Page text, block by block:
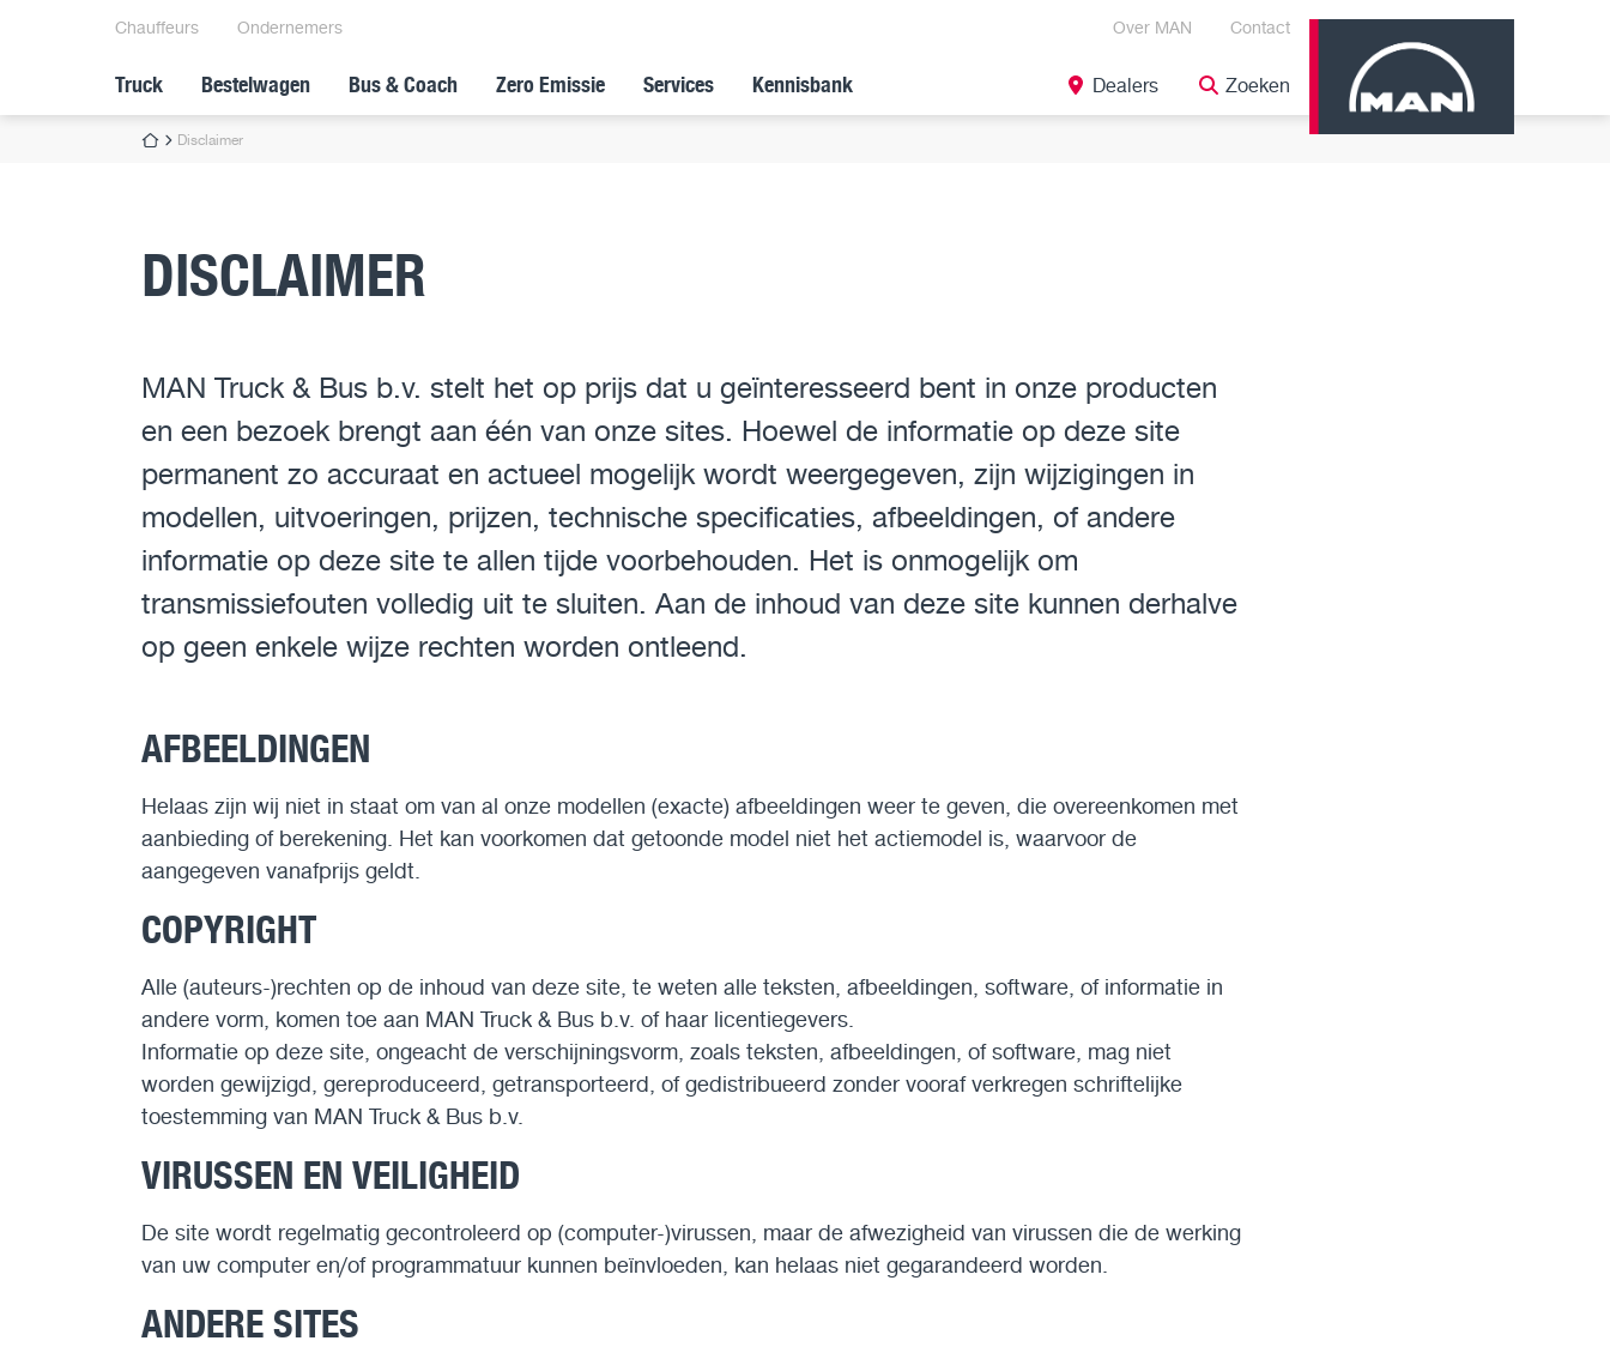
Chauffeurs Ondernemers Over MAN Contact
Truck Bestelwagen Bus & Coach Zero Emissie Services Kennisbank Dealers Zoeken
Disclaimer
DISCLAIMER
MAN Truck & Bus b.v. stelt het op prijs dat u geïnteresseerd bent in onze producten
en een bezoek brengt aan één van onze sites. Hoewel de informatie op deze site
permanent zo accuraat en actueel mogelijk wordt weergegeven, zijn wijzigingen in
modellen, uitvoeringen, prijzen, technische specificaties, afbeeldingen, of andere
informatie op deze site te allen tijde voorbehouden. Het is onmogelijk om
transmissiefouten volledig uit te sluiten. Aan de inhoud van deze site kunnen derhalve
op geen enkele wijze rechten worden ontleend.
AFBEELDINGEN
Helaas zijn wij niet in staat om van al onze modellen (exacte) afbeeldingen weer te geven, die overeenkomen met
aanbieding of berekening. Het kan voorkomen dat getoonde model niet het actiemodel is, waarvoor de
aangegeven vanafprijs geldt.
COPYRIGHT
Alle (auteurs-)rechten op de inhoud van deze site, te weten alle teksten, afbeeldingen, software, of informatie in
andere vorm, komen toe aan MAN Truck & Bus b.v. of haar licentiegevers.
Informatie op deze site, ongeacht de verschijningsvorm, zoals teksten, afbeeldingen, of software, mag niet
worden gewijzigd, gereproduceerd, getransporteerd, of gedistribueerd zonder vooraf verkregen schriftelijke
toestemming van MAN Truck & Bus b.v.
VIRUSSEN EN VEILIGHEID
De site wordt regelmatig gecontroleerd op (computer-)virussen, maar de afwezigheid van virussen die de werking
van uw computer en/of programmatuur kunnen beïnvloeden, kan helaas niet gegarandeerd worden.
ANDERE SITES